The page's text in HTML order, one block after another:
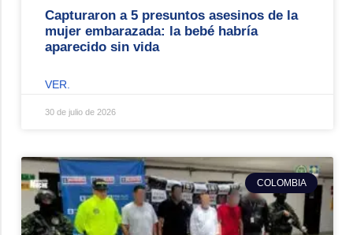
Capturaron a 5 presuntos asesinos de la
mujer embarazada: la bebé habría
aparecido sin vida
VER.
30 de julio de 2026
COLOMBIA